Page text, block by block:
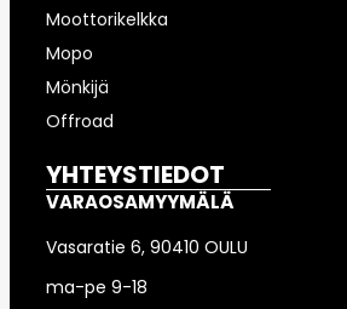
Moottorikelkka
Mopo
Mönkijä
Offroad
YHTEYSTIEDOT
VARAOSAMYYMÄLÄ
Vasaratie 6, 90410 OULU
ma-pe 9-18